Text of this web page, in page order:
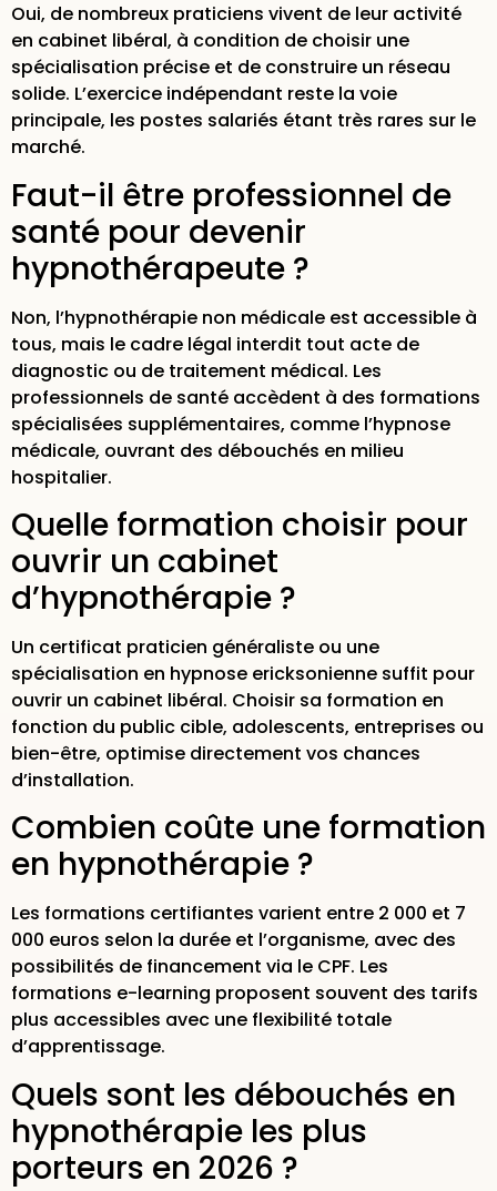
Oui, de nombreux praticiens vivent de leur activité
en cabinet libéral, à condition de choisir une
spécialisation précise et de construire un réseau
solide. L’exercice indépendant reste la voie
principale, les postes salariés étant très rares sur le
marché.
Faut-il être professionnel de
santé pour devenir
hypnothérapeute ?
Non, l’hypnothérapie non médicale est accessible à
tous, mais le cadre légal interdit tout acte de
diagnostic ou de traitement médical. Les
professionnels de santé accèdent à des formations
spécialisées supplémentaires, comme l’hypnose
médicale, ouvrant des débouchés en milieu
hospitalier.
Quelle formation choisir pour
ouvrir un cabinet
d’hypnothérapie ?
Un certificat praticien généraliste ou une
spécialisation en hypnose ericksonienne suffit pour
ouvrir un cabinet libéral. Choisir sa formation en
fonction du public cible, adolescents, entreprises ou
bien-être, optimise directement vos chances
d’installation.
Combien coûte une formation
en hypnothérapie ?
Les formations certifiantes varient entre 2 000 et 7
000 euros selon la durée et l’organisme, avec des
possibilités de financement via le CPF. Les
formations e-learning proposent souvent des tarifs
plus accessibles avec une flexibilité totale
d’apprentissage.
Quels sont les débouchés en
hypnothérapie les plus
porteurs en 2026 ?